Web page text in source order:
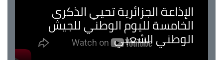
الإذاعة الجزائرية تحيي الذكرى
الخامسة لليوم الوطني للجيش
الوطني الشعبي